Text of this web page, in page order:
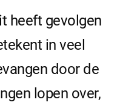
heeft gevolgen
in veel
door de
lopen over,